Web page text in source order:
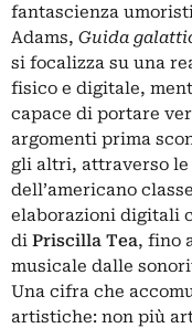
fantascienza
Adams, Guida
si focalizza su una
fisico e digitale,
capace di portare
argomenti prima
gli altri, attraverso
dell’americano
elaborazioni digitali
di Priscilla Tea, fino
musicale dalle
Una cifra che
artistiche: non più